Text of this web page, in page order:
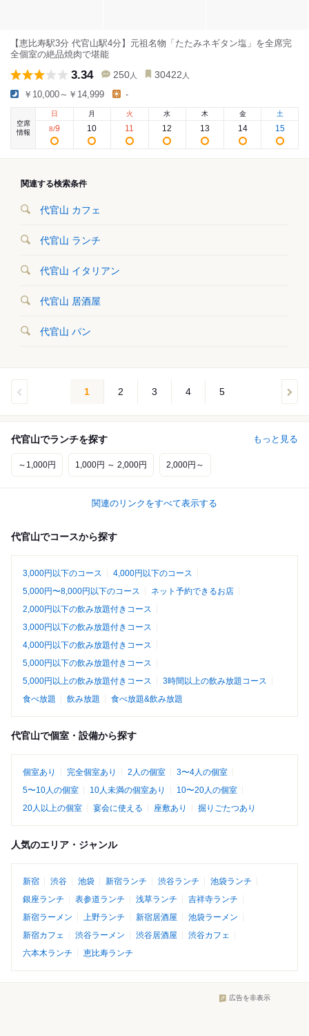
【恵比寿駅3分 代官山駅4分】元祖名物「たたみネギタン塩」を全席完
全個室の絶品焼肉で堪能
3.34 250 人 30422 人
￥10,000～￥14,999 -
空席
情報
日
8/9
月
10
火
11
水
12
木
13
金
14
土
15
関連する検索条件
代官山 カフェ
代官山 ランチ
代官山 イタリアン
代官山 居酒屋
代官山 パン
1 2 3 4 5
代官山でランチを探す もっと見る
～1,000円 1,000円 ～ 2,000円 2,000円～
関連のリンクをすべて表示する
代官山でコースから探す
3,000円以下のコース
4,000円以下のコース
5,000円〜8,000円以下のコース
ネット予約できるお店
2,000円以下の飲み放題付きコース
3,000円以下の飲み放題付きコース
4,000円以下の飲み放題付きコース
5,000円以下の飲み放題付きコース
5,000円以上の飲み放題付きコース
3時間以上の飲み放題コース
食べ放題
飲み放題 食べ放題&飲み放題
代官山で個室・設備から探す
個室あり 完全個室あり 2人の個室
3〜4人の個室
5〜10人の個室
10人未満の個室あり
10〜20人の個室
20人以上の個室
宴会に使える 座敷あり 掘りごたつあり
人気のエリア・ジャンル
新宿 渋谷 池袋 新宿ランチ 渋谷ランチ
池袋ランチ
銀座ランチ
表参道ランチ 浅草ランチ
吉祥寺ランチ
新宿ラーメン
上野ランチ 新宿居酒屋
池袋ラーメン
新宿カフェ
渋谷ラーメン 渋谷居酒屋
渋谷カフェ
六本木ランチ
恵比寿ランチ
広告を非表示